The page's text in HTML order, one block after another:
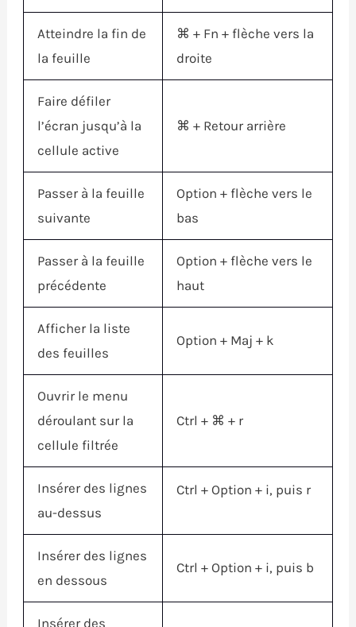
Atteindre la fin de
la feuille
⌘ + Fn + flèche vers la
droite
Faire défiler
l’écran jusqu’à la
cellule active
⌘ + Retour arrière
Passer à la feuille
suivante
Option + flèche vers le
bas
Passer à la feuille
précédente
Option + flèche vers le
haut
Afficher la liste
des feuilles
Option + Maj + k
Ouvrir le menu
déroulant sur la
cellule filtrée
Ctrl + ⌘ + r
Insérer des lignes
au-dessus
Ctrl + Option + i, puis r
Insérer des lignes
en dessous
Ctrl + Option + i, puis b
Insérer des